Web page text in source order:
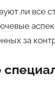
ли все
за